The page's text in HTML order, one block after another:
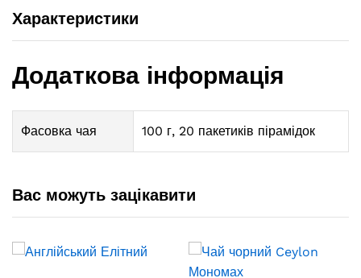
Характеристики
Додаткова інформація
Фасовка чая 100 г, 20 пакетиків пірамідок
Вас можуть зацікавити